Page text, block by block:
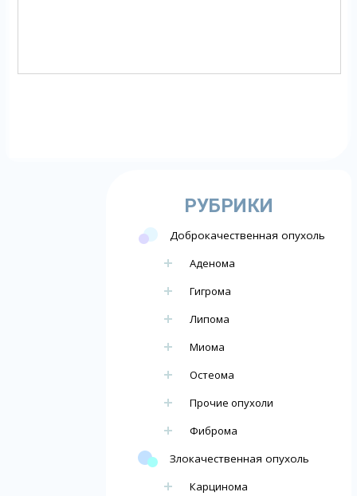
РУБРИКИ
Доброкачественная опухоль
Аденома
Гигрома
Липома
Миома
Остеома
Прочие опухоли
Фиброма
Злокачественная опухоль
Карцинома